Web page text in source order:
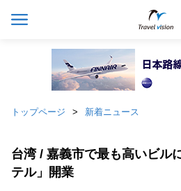
トップページ 新着ニュース
台湾 / 嘉義市で最も高いビル
テル」開業